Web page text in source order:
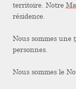
territoire. Notre
résidence.
Nous sommes une
personnes.
Nous sommes le